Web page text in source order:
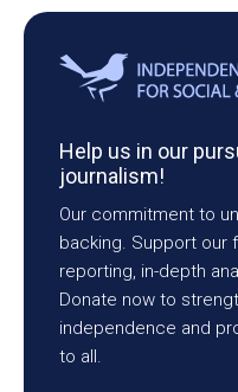
Help us in our
journalism!
Our commitment to
backing. Support our
reporting, in-depth
Donate now to
independence and
to all.